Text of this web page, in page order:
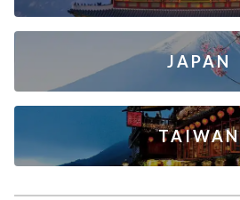
JAPAN
TAIWAN